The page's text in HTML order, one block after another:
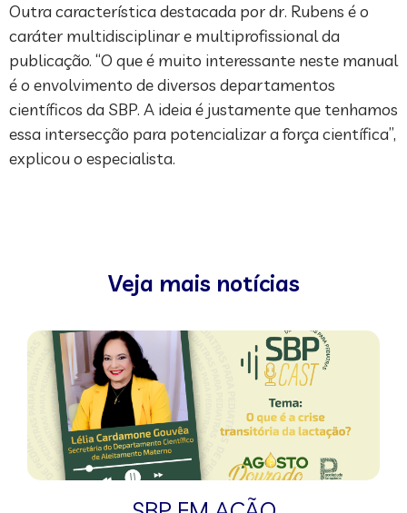
Outra característica destacada por dr. Rubens é o
caráter multidisciplinar e multiprofissional da
publicação. “O que é muito interessante neste manual
é o envolvimento de diversos departamentos
científicos da SBP. A ideia é justamente que tenhamos
essa intersecção para potencializar a força científica”,
explicou o especialista.
Veja mais notícias